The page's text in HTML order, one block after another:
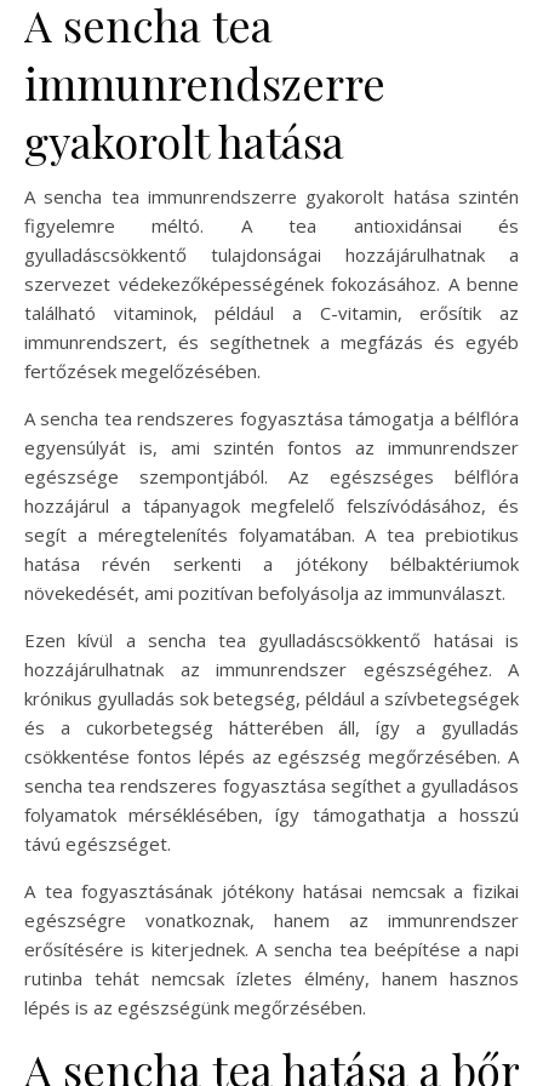
A sencha tea
immunrendszerre
gyakorolt hatása
A sencha tea immunrendszerre gyakorolt hatása szintén
figyelemre méltó. A tea antioxidánsai és
gyulladáscsökkentő tulajdonságai hozzájárulhatnak a
szervezet védekezőképességének fokozásához. A benne
található vitaminok, például a C-vitamin, erősítik az
immunrendszert, és segíthetnek a megfázás és egyéb
fertőzések megelőzésében.
A sencha tea rendszeres fogyasztása támogatja a bélflóra
egyensúlyát is, ami szintén fontos az immunrendszer
egészsége szempontjából. Az egészséges bélflóra
hozzájárul a tápanyagok megfelelő felszívódásához, és
segít a méregtelenítés folyamatában. A tea prebiotikus
hatása révén serkenti a jótékony bélbaktériumok
növekedését, ami pozitívan befolyásolja az immunválaszt.
Ezen kívül a sencha tea gyulladáscsökkentő hatásai is
hozzájárulhatnak az immunrendszer egészségéhez. A
krónikus gyulladás sok betegség, például a szívbetegségek
és a cukorbetegség hátterében áll, így a gyulladás
csökkentése fontos lépés az egészség megőrzésében. A
sencha tea rendszeres fogyasztása segíthet a gyulladásos
folyamatok mérséklésében, így támogathatja a hosszú
távú egészséget.
A tea fogyasztásának jótékony hatásai nemcsak a fizikai
egészségre vonatkoznak, hanem az immunrendszer
erősítésére is kiterjednek. A sencha tea beépítése a napi
rutinba tehát nemcsak ízletes élmény, hanem hasznos
lépés is az egészségünk megőrzésében.
A sencha tea hatása a bőr